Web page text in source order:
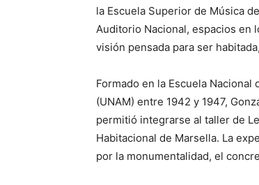
la Escuela Superior de Música
Auditorio Nacional, espacios en
visión pensada para ser
Formado en la Escuela
(UNAM) entre 1942 y 1947,
permitió integrarse al taller de
Habitacional de Marsella. La
por la monumentalidad, el